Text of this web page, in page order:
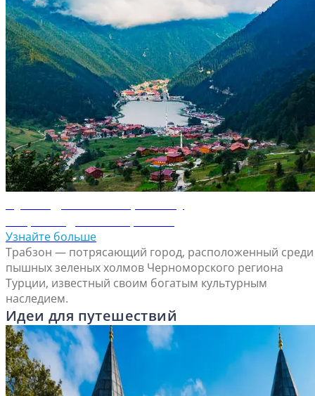
Узнайте больше
Трабзон — потрясающий город, расположенный среди
пышных зеленых холмов Черноморского региона
Турции, известный своим богатым культурным
наследием.
Идеи для путешествий